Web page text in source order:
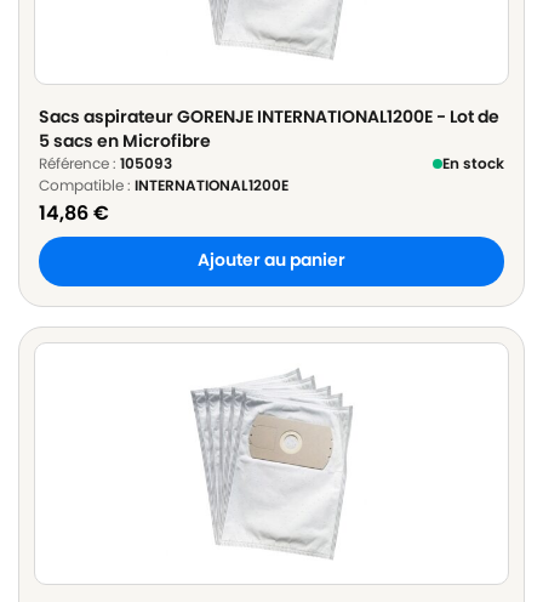
Sacs aspirateur GORENJE INTERNATIONAL1200E - Lot de
5 sacs en Microfibre
Référence : 105093
En stock
Compatible : INTERNATIONAL1200E
14,86€
Ajouter au panier